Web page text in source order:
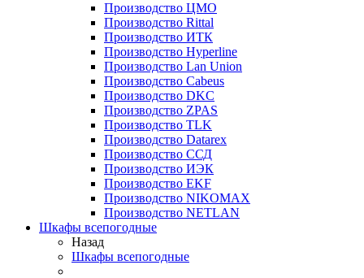
Производство ЦМО
Производство Rittal
Производство ИТК
Производство Hyperline
Производство Lan Union
Производство Cabeus
Производство DKC
Производство ZPAS
Производство TLK
Производство Datarex
Производство ССД
Производство ИЭК
Производство EKF
Производство NIKOMAX
Производство NETLAN
Шкафы всепогодные
Назад
Шкафы всепогодные